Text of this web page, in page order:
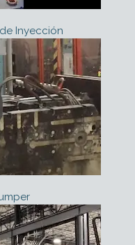
Inyección